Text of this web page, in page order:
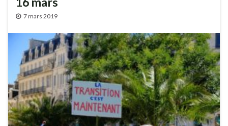
7 mars 2019